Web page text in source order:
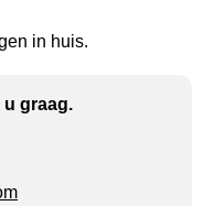
in huis.
u graag.